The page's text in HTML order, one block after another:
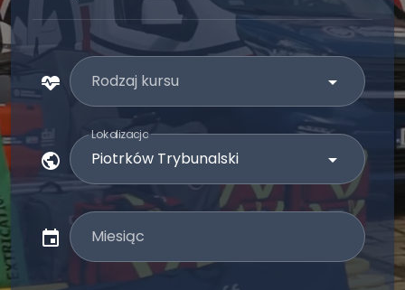
Rodzaj kursu
Lokalizacja
Miesiąc